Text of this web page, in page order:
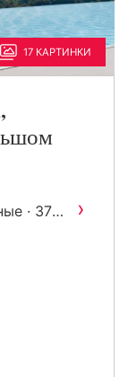
17 КАРТИНКИ
· 372
›